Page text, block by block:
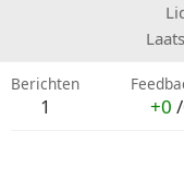
Berichten
1 +0 /